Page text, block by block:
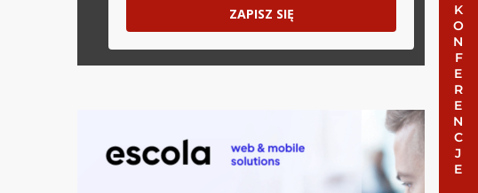
KONFERENCJE
ZAPISZ SIĘ